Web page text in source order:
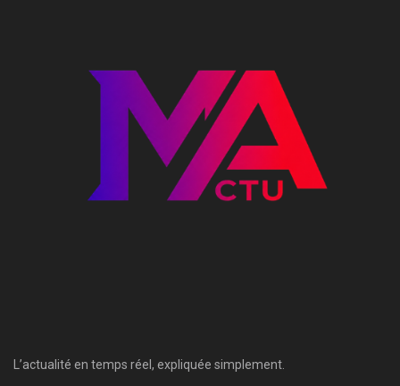
L’actualité en temps réel, expliquée simplement.